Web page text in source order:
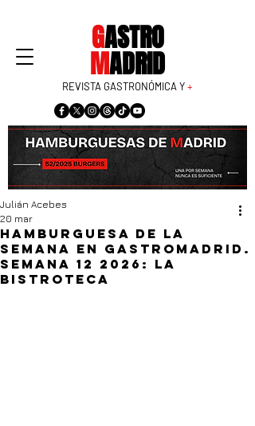
GASTRO
MADRID
REVISTA GASTRONÓMICA Y+
Hamburguesa de la
semana en GastroMadrid.
Semana 12 2026: La
Bistroteca
Julián Acebes
20 mar